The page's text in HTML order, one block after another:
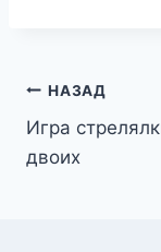
по
НАЗАД
Игра
двоих